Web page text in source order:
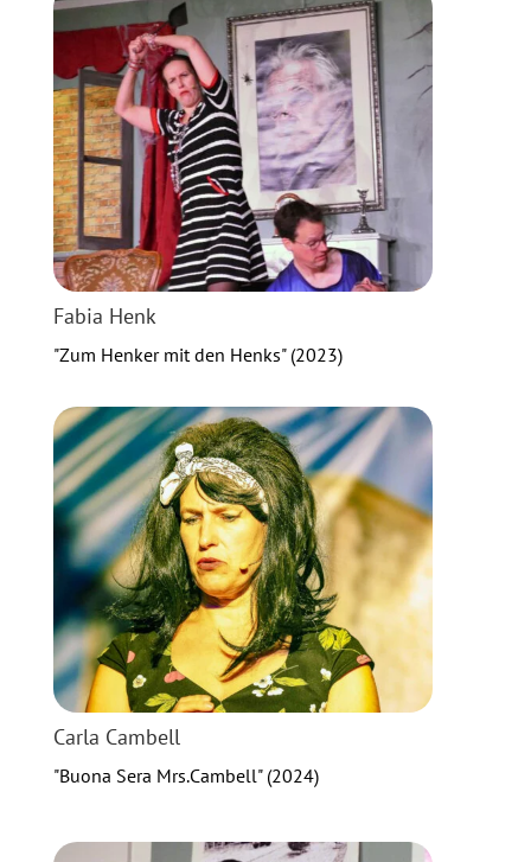
Fabia Henk
"Zum Henker mit den Henks" (2023)
Carla Cambell
"Buona Sera Mrs.Cambell" (2024)